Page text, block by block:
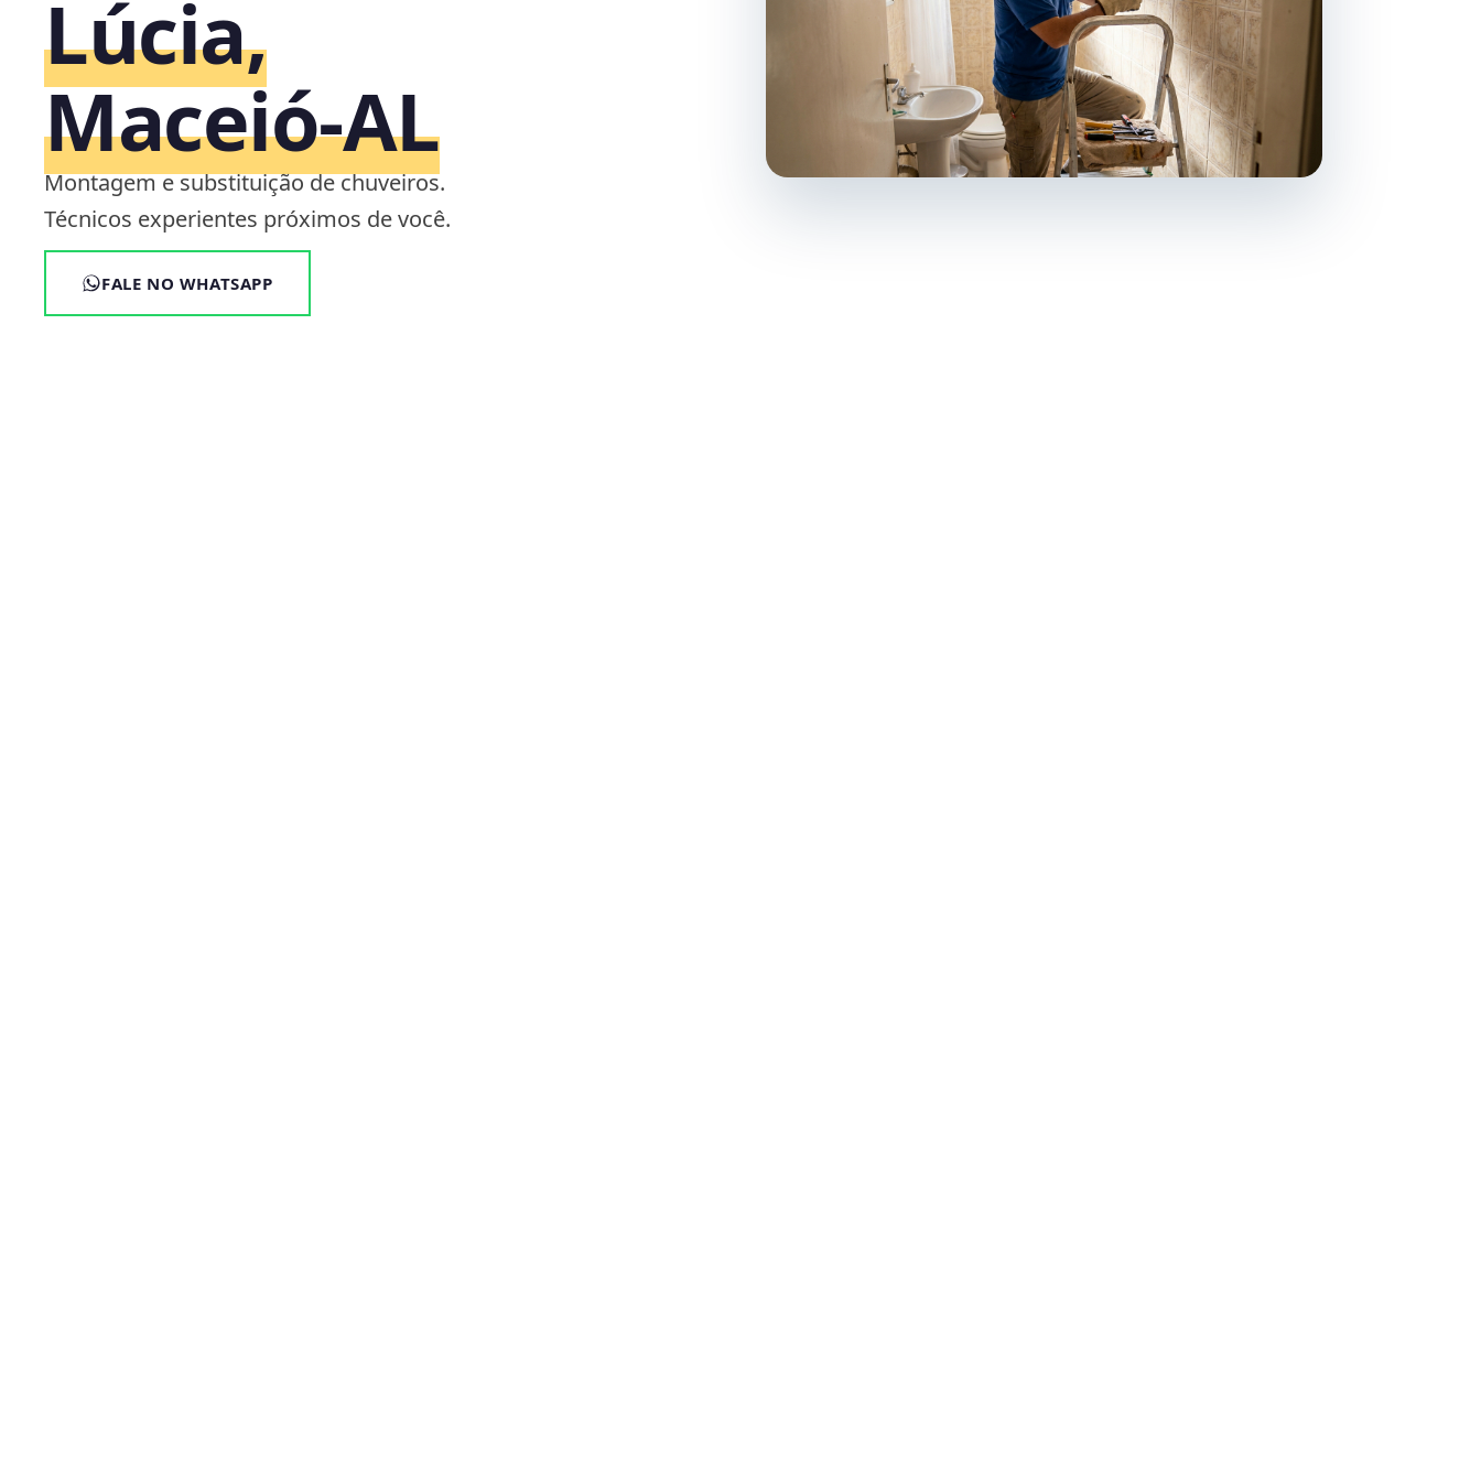
Lúcia,
Maceió‑AL
Montagem e substituição de chuveiros.
Técnicos experientes próximos de você.
FALE NO WHATSAPP